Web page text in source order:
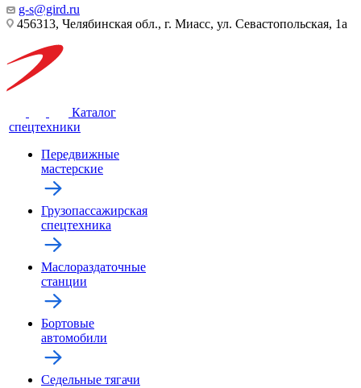
g-s@gird.ru
456313, Челябинская обл., г. Миасс, ул. Севастопольская, 1а
Каталог
спецтехники
Передвижные
мастерские
Грузопассажирская
спецтехника
Маслораздаточные
станции
Бортовые
автомобили
Седельные тягачи